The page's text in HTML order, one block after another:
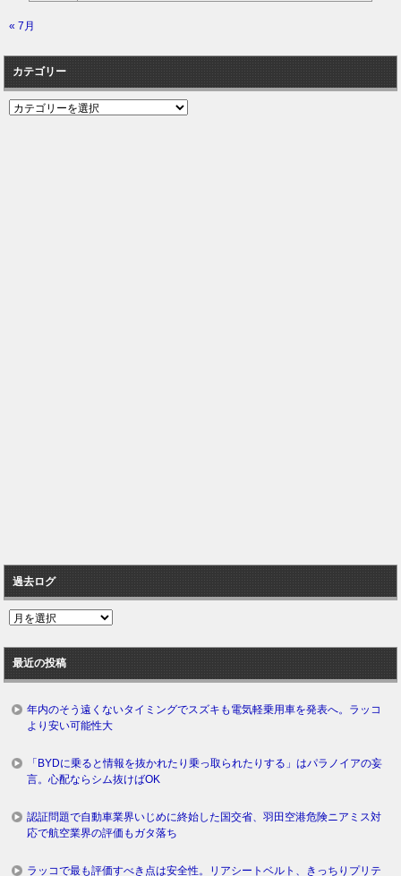
« 7月
カテゴリー
カ
過去ログ
過
ロ
グ
最近の投稿
年内のそう遠くないタイミングでスズキも電気軽乗用車を発表へ。ラッコ
より安い可能性大
「BYDに乗ると情報を抜かれたり乗っ取られたりする」はパラノイアの妄
言。心配ならシム抜けばOK
認証問題で自動車業界いじめに終始した国交省、羽田空港危険ニアミス対
応で航空業界の評価もガタ落ち
ラッコで最も評価すべき点は安全性。リアシートベルト、きっちりプリテ